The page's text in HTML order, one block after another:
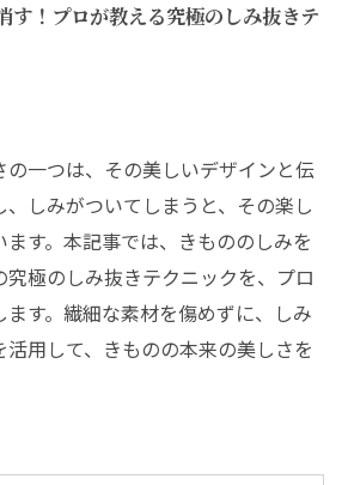
す！プロが教える究極のしみ抜きテ
の一つは、その美しいデザインと伝
しみがついてしまうと、その楽し
す。本記事では、きもののしみを
極のしみ抜きテクニックを、プロ
す。繊細な素材を傷めずに、しみ
用して、きものの本来の美しさを